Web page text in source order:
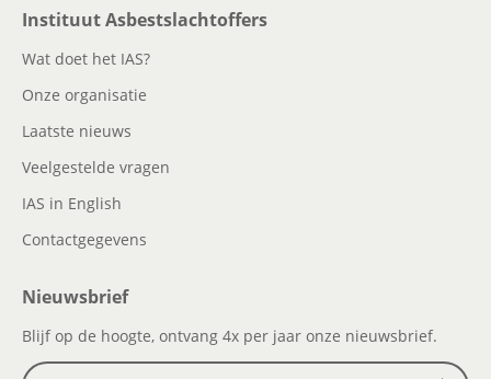
Instituut Asbestslachtoffers
Wat doet het IAS?
Onze organisatie
Laatste nieuws
Veelgestelde vragen
IAS in English
Contactgegevens
Nieuwsbrief
Blijf op de hoogte, ontvang 4x per jaar onze nieuwsbrief.